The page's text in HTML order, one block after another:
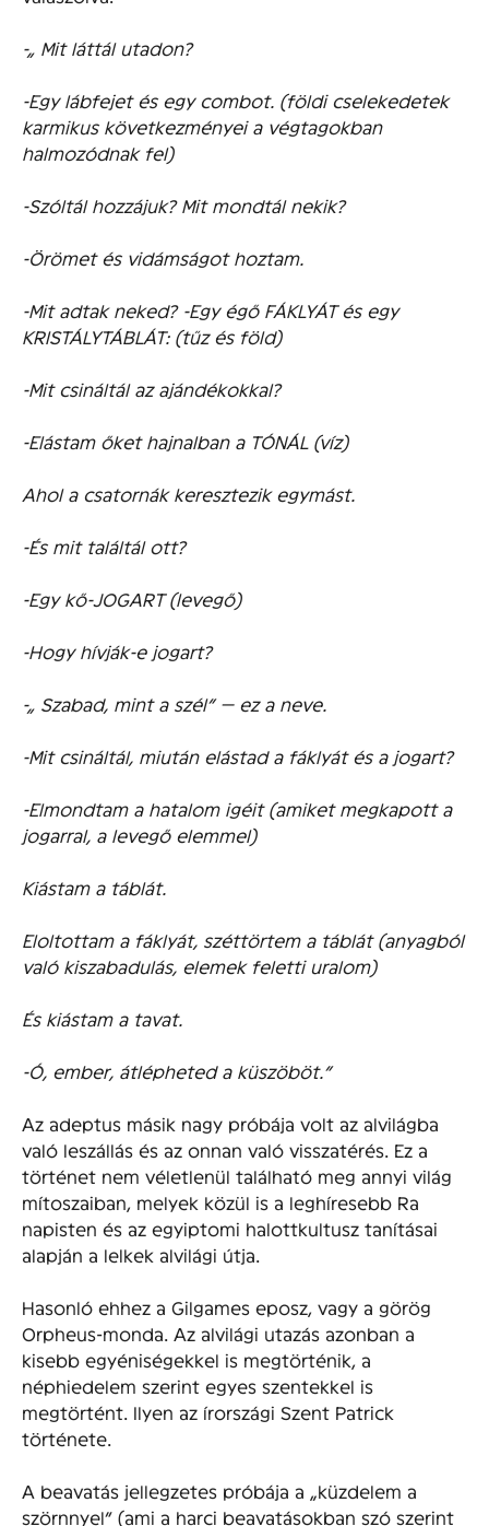
-„ Mit láttál utadon?
-Egy lábfejet és egy combot. (földi cselekedetek
karmikus következményei a végtagokban
halmozódnak fel)
-Szóltál hozzájuk? Mit mondtál nekik?
-Örömet és vidámságot hoztam.
-Mit adtak neked? -Egy égő FÁKLYÁT és egy
KRISTÁLYTÁBLÁT: (tűz és föld)
-Mit csináltál az ajándékokkal?
-Elástam őket hajnalban a TÓNÁL (víz)
Ahol a csatornák keresztezik egymást.
-És mit találtál ott?
-Egy kő-JOGART (levegő)
-Hogy hívják-e jogart?
-„ Szabad, mint a szél” — ez a neve.
-Mit csináltál, miután elástad a fáklyát és a jogart?
-Elmondtam a hatalom igéit (amiket megkapott a
jogarral, a levegő elemmel)
Kiástam a táblát.
Eloltottam a fáklyát, széttörtem a táblát (anyagból
való kiszabadulás, elemek feletti uralom)
És kiástam a tavat.
-Ó, ember, átlépheted a küszöböt.”
Az adeptus másik nagy próbája volt az alvilágba
való leszállás és az onnan való visszatérés. Ez a
történet nem véletlenül található meg annyi világ
mítoszaiban, melyek közül is a leghíresebb Ra
napisten és az egyiptomi halottkultusz tanításai
alapján a lelkek alvilági útja.
Hasonló ehhez a Gilgames eposz, vagy a görög
Orpheus-monda. Az alvilági utazás azonban a
kisebb egyéniségekkel is megtörténik, a
néphiedelem szerint egyes szentekkel is
megtörtént. Ilyen az írországi Szent Patrick
története.
A beavatás jellegzetes próbája a „küzdelem a
szörnnyel” (ami a harci beavatásokban szó szerint